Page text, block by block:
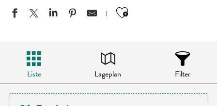
Ajouter aux
Liste Lageplan Filter